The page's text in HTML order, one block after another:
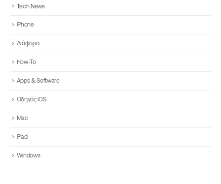
Tech News
iPhone
Διάφορα
How-To
Apps & Software
Οδηγός iOS
Mac
iPad
Windows